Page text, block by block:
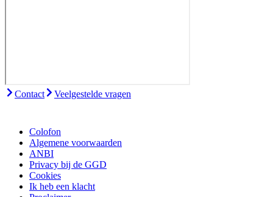
Contact Veelgestelde vragen
Colofon
Algemene voorwaarden
ANBI
Privacy bij de GGD
Cookies
Ik heb een klacht